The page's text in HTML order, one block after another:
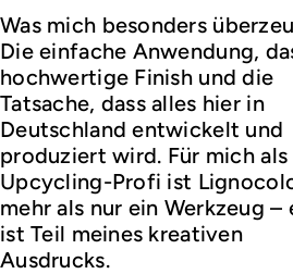
Was mich besonders
Die einfache Anwendung,
hochwertige Finish und die
Tatsache, dass alles hier in
Deutschland entwickelt und
produziert wird. Für mich als
Upcycling-Profi ist
mehr als nur ein Werkzeug –
ist Teil meines kreativen
Ausdrucks.